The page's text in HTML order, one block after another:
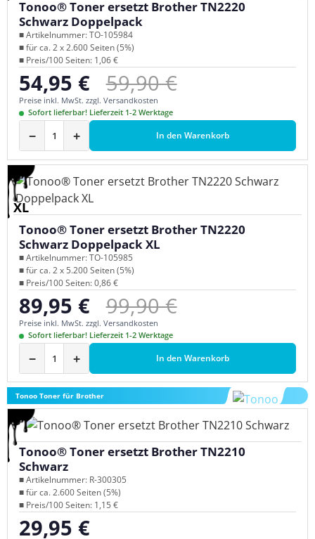
Tonoo® Toner ersetzt Brother TN2220
Schwarz Doppelpack
■ Artikelnummer: TO-105984
■ für ca. 2 x 2.600 Seiten (5%)
■ Preis/100 Seiten: 1,06 €
Verkaufspreis:
54,95 € Regulärer Preis:
59,90 €
Preise inkl. MwSt. zzgl. Versandkosten
Sofort lieferbar! Lieferzeit 1-2 Werktage
− + In den Warenkorb
XL
Tonoo® Toner ersetzt Brother TN2220
Schwarz Doppelpack XL
■ Artikelnummer: TO-105985
■ für ca. 2 x 5.200 Seiten (5%)
■ Preis/100 Seiten: 0,86 €
Verkaufspreis:
89,95 € Regulärer Preis:
99,90 €
Preise inkl. MwSt. zzgl. Versandkosten
Sofort lieferbar! Lieferzeit 1-2 Werktage
− + In den Warenkorb
Tonoo Toner für Brother
Tonoo® Toner ersetzt Brother TN2210
Schwarz
■ Artikelnummer: R-300305
■ für ca. 2.600 Seiten (5%)
■ Preis/100 Seiten: 1,15 €
Regulärer Preis:
29,95 €